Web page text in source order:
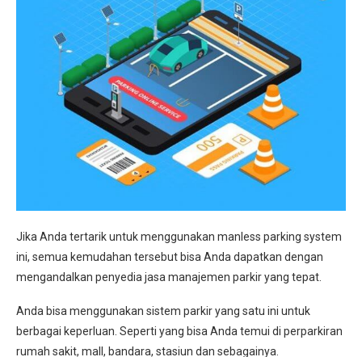
Jika Anda tertarik untuk menggunakan manless parking system
ini, semua kemudahan tersebut bisa Anda dapatkan dengan
mengandalkan penyedia jasa manajemen parkir yang tepat.
Anda bisa menggunakan sistem parkir yang satu ini untuk
berbagai keperluan. Seperti yang bisa Anda temui di perparkiran
rumah sakit, mall, bandara, stasiun dan sebagainya.